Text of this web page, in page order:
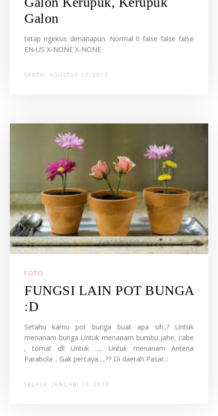
Galon
tetap ngeksis dimanapun. Normal 0 false false false
EN-US X-NONE X-NONE
SABTU, AGUSTUS 17, 2013
FOTO
FUNGSI LAIN POT BUNGA
:D
Setahu kamu pot bunga buat apa sih..? Untuk
menanam bunga Untuk menanam bumbu jahe, cabe
, tomat dll Untuk ..... Untuk menanam Antena
Parabola .. Gak percaya.....?? Di daerah Pasar...
SELASA, JANUARI 15, 2013